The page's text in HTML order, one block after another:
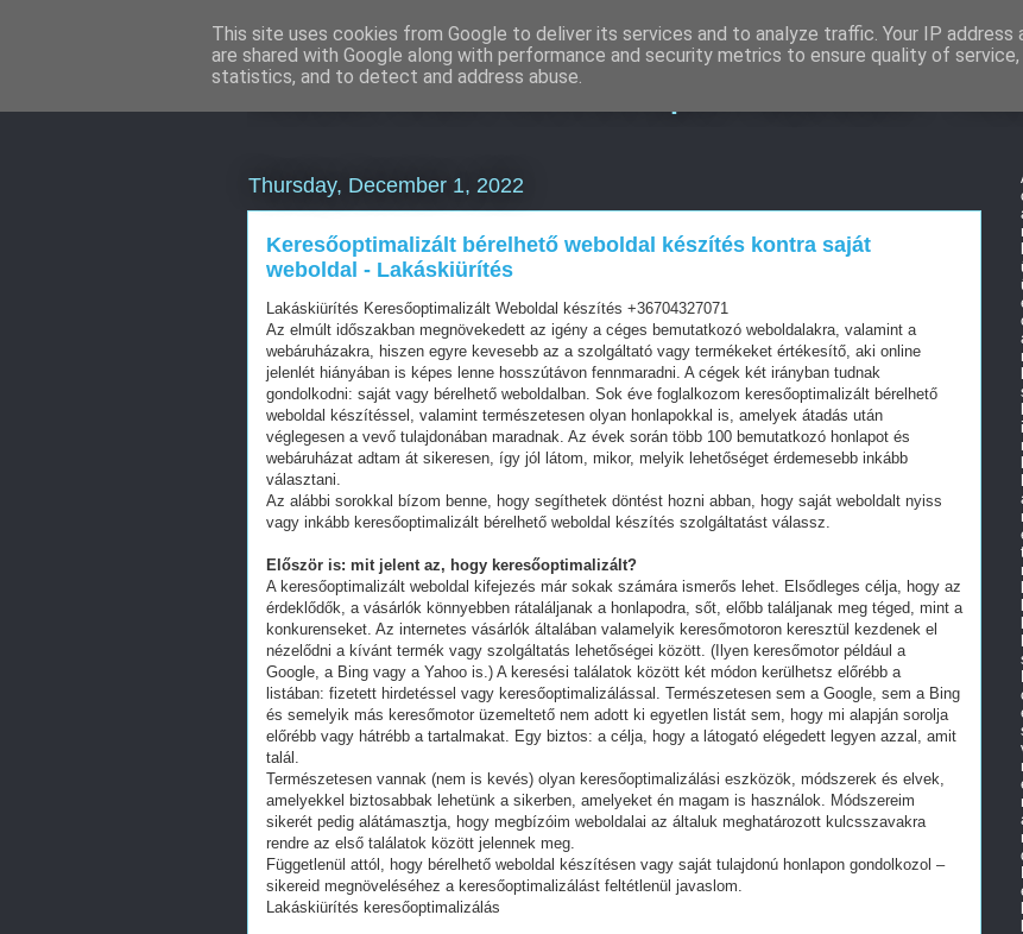
WordPress Keresőoptimalizálás -
Thursday, December 1, 2022
Keresőoptimalizált bérelhető weboldal készítés kontra saját
weboldal - Lakáskiürítés
Lakáskiürítés Keresőoptimalizált Weboldal készítés +36704327071
Az elmúlt időszakban megnövekedett az igény a céges bemutatkozó weboldalakra, valamint a
webáruházakra, hiszen egyre kevesebb az a szolgáltató vagy termékeket értékesítő, aki online
jelenlét hiányában is képes lenne hosszútávon fennmaradni. A cégek két irányban tudnak
gondolkodni: saját vagy bérelhető weboldalban. Sok éve foglalkozom keresőoptimalizált bérelhető
weboldal készítéssel, valamint természetesen olyan honlapokkal is, amelyek átadás után
véglegesen a vevő tulajdonában maradnak. Az évek során több 100 bemutatkozó honlapot és
webáruházat adtam át sikeresen, így jól látom, mikor, melyik lehetőséget érdemesebb inkább
választani.
Az alábbi sorokkal bízom benne, hogy segíthetek döntést hozni abban, hogy saját weboldalt nyiss
vagy inkább keresőoptimalizált bérelhető weboldal készítés szolgáltatást válassz.
Először is: mit jelent az, hogy keresőoptimalizált?
A keresőoptimalizált weboldal kifejezés már sokak számára ismerős lehet. Elsődleges célja, hogy az
érdeklődők, a vásárlók könnyebben rátaláljanak a honlapodra, sőt, előbb találjanak meg téged, mint a
konkurenseket. Az internetes vásárlók általában valamelyik keresőmotoron keresztül kezdenek el
nézelődni a kívánt termék vagy szolgáltatás lehetőségei között. (Ilyen keresőmotor például a
Google, a Bing vagy a Yahoo is.) A keresési találatok között két módon kerülhetsz előrébb a
listában: fizetett hirdetéssel vagy keresőoptimalizálással. Természetesen sem a Google, sem a Bing
és semelyik más keresőmotor üzemeltető nem adott ki egyetlen listát sem, hogy mi alapján sorolja
előrébb vagy hátrébb a tartalmakat. Egy biztos: a célja, hogy a látogató elégedett legyen azzal, amit
talál.
Természetesen vannak (nem is kevés) olyan keresőoptimalizálási eszközök, módszerek és elvek,
amelyekkel biztosabbak lehetünk a sikerben, amelyeket én magam is használok. Módszereim
sikerét pedig alátámasztja, hogy megbízóim weboldalai az általuk meghatározott kulcsszavakra
rendre az első találatok között jelennek meg.
Függetlenül attól, hogy bérelhető weboldal készítésen vagy saját tulajdonú honlapon gondolkozol –
sikereid megnöveléséhez a keresőoptimalizálást feltétlenül javaslom.
Lakáskiürítés keresőoptimalizálás
This site uses cookies from Google to deliver its services and to analyze traffic. Your IP address
are shared with Google along with performance and security metrics to ensure quality of
statistics, and to detect and address abuse.